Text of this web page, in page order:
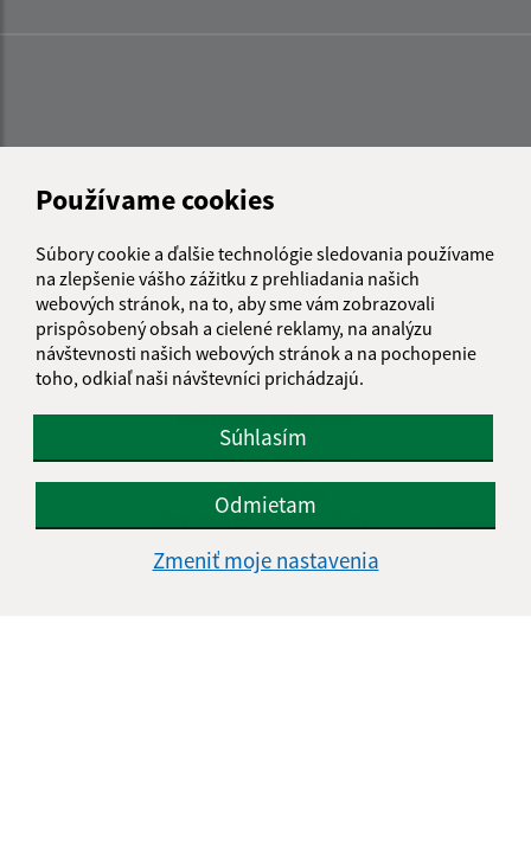
Používame cookies
Súbory cookie a ďalšie technológie sledovania používame
na zlepšenie vášho zážitku z prehliadania našich
webových stránok, na to, aby sme vám zobrazovali
prispôsobený obsah a cielené reklamy, na analýzu
návštevnosti našich webových stránok a na pochopenie
toho, odkiaľ naši návštevníci prichádzajú.
Súhlasím
Odmietam
Zmeniť moje nastavenia
Informácie o stránke:
Vyhlásenie o prístupnosti
Autorské práva
Ochrana osobných údajov
Navigácia: